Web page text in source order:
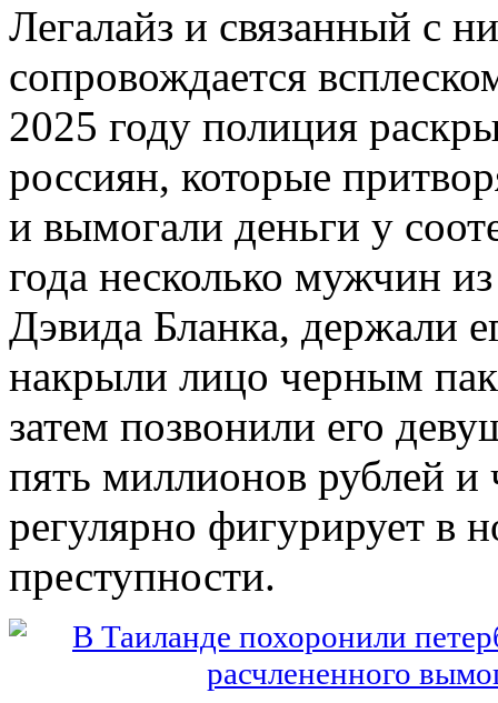
Легалайз и связанный с
сопровождается
2025 году полиция
россиян, которые
и вымогали деньги у
года несколько мужчин
Дэвида Бланка, держали
накрыли лицо черным
затем позвонили его
пять миллионов рублей
регулярно фигурирует в
преступности.